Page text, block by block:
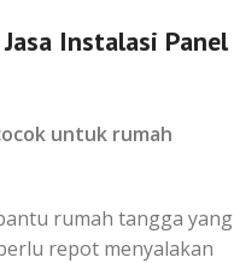
Instalasi Panel
untuk rumah
rumah tangga yang
repot menyalakan